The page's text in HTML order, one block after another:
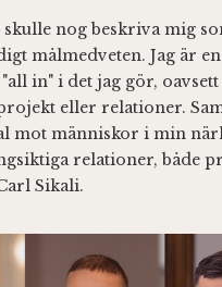
nog beskriva mig
målmedveten. Jag är
in" i det jag gör,
eller relationer.
mot människor i min
relationer, både
Sikali.